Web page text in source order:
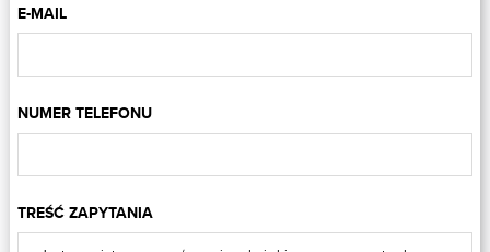
E-MAIL
NUMER TELEFONU
TREŚĆ ZAPYTANIA